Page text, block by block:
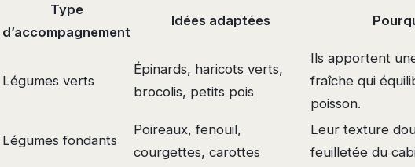
Type
d’accompagnement
Idées adaptées
Légumes verts
Épinards, haricots verts,
brocolis, petits pois
Ils apportent
fraîche qui
poisson.
Légumes fondants
Poireaux, fenouil,
courgettes, carottes
Leur texture
feuilletée du